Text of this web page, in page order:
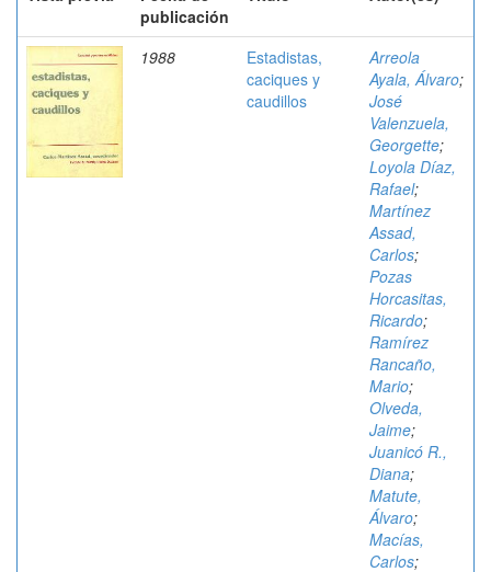
publicación
1988
Estadistas,
caciques y
caudillos
Arreola
Ayala, Álvaro;
José
Valenzuela,
Georgette;
Loyola Díaz,
Rafael;
Martínez
Assad,
Carlos;
Pozas
Horcasitas,
Ricardo;
Ramírez
Rancaño,
Mario;
Olveda,
Jaime;
Juanicó R.,
Diana;
Matute,
Álvaro;
Macías,
Carlos;